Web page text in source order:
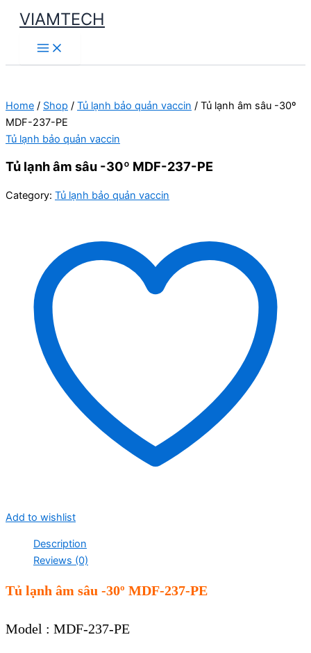
Skip
content
VIAMTECH
Main
Menu
Home / Shop / Tủ lạnh bảo quản vaccin / Tủ lạnh âm sâu -30º
MDF-237-PE
Tủ lạnh bảo quản vaccin
Tủ lạnh âm sâu -30º MDF-237-PE
Category: Tủ lạnh bảo quản vaccin
Add to wishlist
Description
Reviews (0)
Tủ lạnh âm sâu -30º MDF-237-PE
Model : MDF-237-PE